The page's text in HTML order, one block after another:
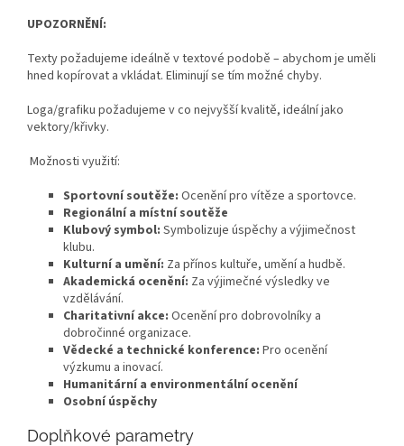
UPOZORNĚNÍ:
Texty požadujeme ideálně v textové podobě – abychom je uměli
hned kopírovat a vkládat. Eliminují se tím možné chyby.
Loga/grafiku požadujeme v co nejvyšší kvalitě, ideální jako
vektory/křivky.
Možnosti využití:
Sportovní soutěže: Ocenění pro vítěze a sportovce.
Regionální a místní soutěže
Klubový symbol: Symbolizuje úspěchy a výjimečnost
klubu.
Kulturní a umění: Za přínos kultuře, umění a hudbě.
Akademická ocenění: Za výjimečné výsledky ve
vzdělávání.
Charitativní akce: Ocenění pro dobrovolníky a
dobročinné organizace.
Vědecké a technické konference: Pro ocenění
výzkumu a inovací.
Humanitární a environmentální ocenění
Osobní úspěchy
Doplňkové parametry